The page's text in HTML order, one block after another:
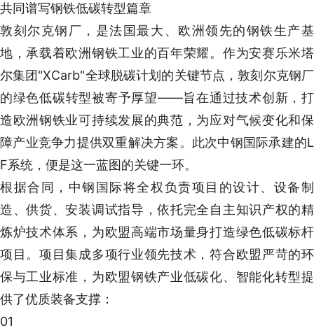
共同谱写钢铁低碳转型篇章
敦刻尔克钢厂，是法国最大、欧洲领先的钢铁生产基
地，承载着欧洲钢铁工业的百年荣耀。作为安赛乐米塔
尔集团"XCarb"全球脱碳计划的关键节点，敦刻尔克钢厂
的绿色低碳转型被寄予厚望——旨在通过技术创新，打
造欧洲钢铁业可持续发展的典范，为应对气候变化和保
障产业竞争力提供双重解决方案。此次中钢国际承建的L
F系统，便是这一蓝图的关键一环。
根据合同，中钢国际将全权负责项目的设计、设备制
造、供货、安装调试指导，依托完全自主知识产权的精
炼炉技术体系，为欧盟高端市场量身打造绿色低碳标杆
项目。项目集成多项行业领先技术，符合欧盟严苛的环
保与工业标准，为欧盟钢铁产业低碳化、智能化转型提
供了优质装备支撑：
01